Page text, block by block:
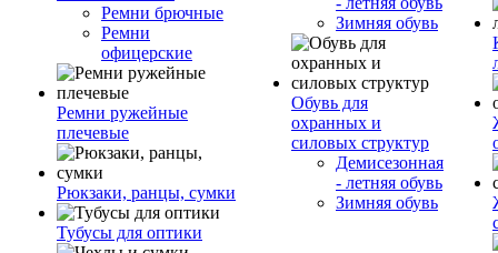
Ремни брючные
Ремни
офицерские
Ремни ружейные
плечевые
Рюкзаки, ранцы, сумки
Тубусы для оптики
Зимняя обувь
Обувь для
охранных и
силовых структур
Демисезонная
- летняя обувь
Зимняя обувь